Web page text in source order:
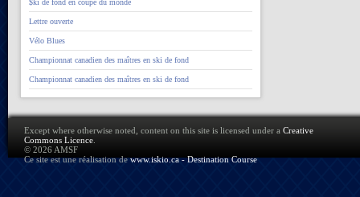
$ki de fond en coupe du monde
Lettre ouverte
Vélo Blues
Championnat canadien des maîtres en ski de fond
Championnat canadien des maîtres en ski de fond
Except where otherwise noted, content on this site is licensed under a Creative
Commons Licence
© 2026 AMSF
Ce site est une réalisation dewww.iskio.ca - Destination Course